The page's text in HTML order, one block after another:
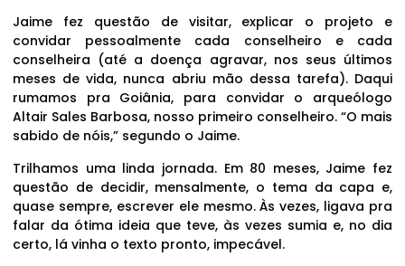
Jaime fez questão de visitar, explicar o projeto e
convidar pessoalmente cada conselheiro e cada
conselheira (até a doença agravar, nos seus últimos
meses de vida, nunca abriu mão dessa tarefa). Daqui
rumamos pra Goiânia, para convidar o arqueólogo
Altair Sales Barbosa, nosso primeiro conselheiro. “O mais
sabido de nóis,” segundo o Jaime.
Trilhamos uma linda jornada. Em 80 meses, Jaime fez
questão de decidir, mensalmente, o tema da capa e,
quase sempre, escrever ele mesmo. Às vezes, ligava pra
falar da ótima ideia que teve, às vezes sumia e, no dia
certo, lá vinha o texto pronto, impecável.